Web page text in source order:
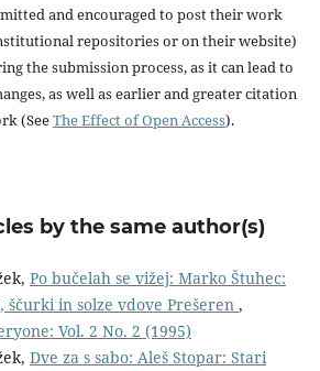
and encouraged to post their work
repositories or on their website)
the submission process, as it can lead to
as well as earlier and greater citation
(SeeThe Effect of Open Access).
by the same author(s)
Po bučelah se vižej: Marko Štuhec:
ščurki in solze vdove Prešeren ,
Vol. 2 No. 2 (1995)
Dve za s sabo: Aleš Stopar: Stari